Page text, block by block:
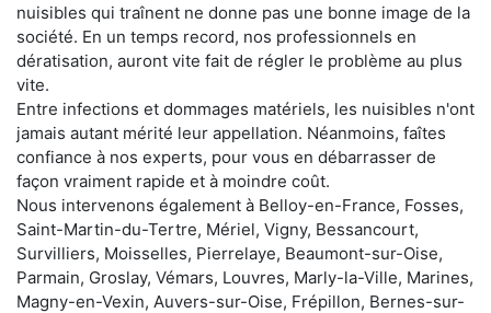
nuisibles qui traînent ne donne pas une bonne image de la
société. En un temps record, nos professionnels en
dératisation, auront vite fait de régler le problème au plus
vite.
Entre infections et dommages matériels, les nuisibles n'ont
jamais autant mérité leur appellation. Néanmoins, faîtes
confiance à nos experts, pour vous en débarrasser de
façon vraiment rapide et à moindre coût.
Nous intervenons également à Belloy-en-France, Fosses,
Saint-Martin-du-Tertre, Mériel, Vigny, Bessancourt,
Survilliers, Moisselles, Pierrelaye, Beaumont-sur-Oise,
Parmain, Groslay, Vémars, Louvres, Marly-la-Ville, Marines,
Magny-en-Vexin, Auvers-sur-Oise, Frépillon, Bernes-sur-